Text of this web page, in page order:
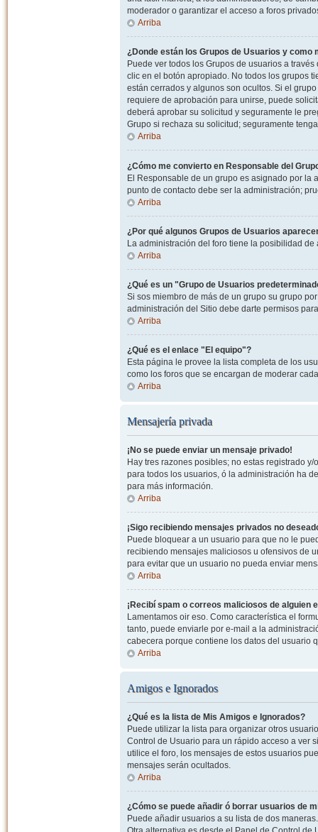
moderador o garantizar el acceso a foros
Arriba
¿Donde están los Grupos de Usuarios y como
Puede ver todos los Grupos de usuarios a
clic en el botón apropiado. No todos los grupos
están cerrados y algunos son ocultos. Si el
requiere de aprobación para unirse, puede
deberá aprobar su solicitud y seguramente le
Grupo si rechaza su solicitud; seguramente
Arriba
¿Cómo me convierto en Responsable del
El Responsable de un grupo es asignado por la
punto de contacto debe ser la administración;
Arriba
¿Por qué algunos Grupos de Usuarios
La administración del foro tiene la posibilidad
Arriba
¿Qué es un "Grupo de Usuarios
Si sos miembro de más de un grupo su grupo
administración del Sitio debe darte permisos
Arriba
¿Qué es el enlace "El equipo"?
Esta página le provee la lista completa de los
como los foros que se encargan de moderar
Arriba
Mensajería privada
¡No se puede enviar un mensaje privado!
Hay tres razones posibles; no estas registrado
para todos los usuarios, ó la administración ha
para más información.
Arriba
¡Sigo recibiendo mensajes privados no
Puede bloquear a un usuario para que no le
recibiendo mensajes maliciosos u ofensivos de
para evitar que un usuario no pueda enviar
Arriba
¡Recibí spam o correos maliciosos de alguien
Lamentamos oir eso. Como característica el
tanto, puede enviarle por e-mail a la
cabecera porque contiene los datos del usuario
Arriba
Amigos e Ignorados
¿Qué es la lista de Mis Amigos e Ignorados?
Puede utilizar la lista para organizar otros
Control de Usuario para un rápido acceso a ver
utilice el foro, los mensajes de estos usuarios
mensajes serán ocultados.
Arriba
¿Cómo se puede añadir ó borrar usuarios de
Puede añadir usuarios a su lista de dos